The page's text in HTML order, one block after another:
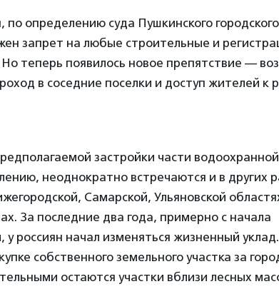
по определению суда Пушкинского городского
запрет на любые строительные и
теперь появилось новое препятствие —
в соседние поселки и доступ жителей к
застройки части
неоднократно встречаются и в других
Самарской, Ульяновской
За последние два года, примерно с начала
у россиян начал изменяться жизненный
собственного земельного участка за
остаются участки вблизи лесных